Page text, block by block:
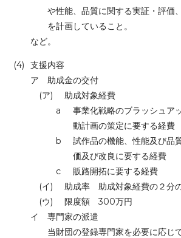
や性能、品質に関する実証・評価
を計画していること。
など。
(4)
支援内容
ア
助成金の交付
(ア)
助成対象経費
a
事業化戦略のブラッシュア
動計画の策定に要する経費
b
試作品の機能、性能及び品
価及び改良に要する経費
c
販路開拓に要する経費
(イ)
助成率 助成対象経費の２分
(ウ)
限度額 300万円
イ
専門家の派遣
当財団の登録専門家を必要に応じ